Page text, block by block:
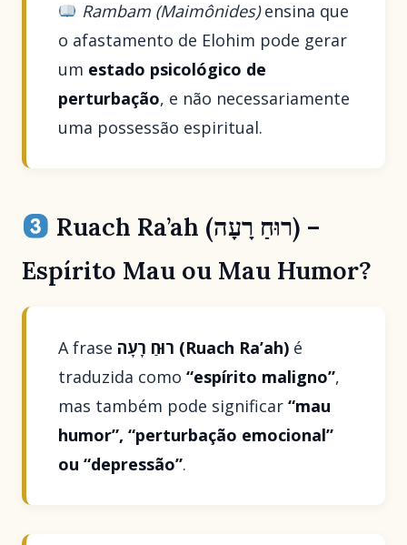
Rambam (Maimônides)ensina que
o afastamento de Elohim pode gerar
um estado psicológico de
perturbação, e não necessariamente
uma possessão espiritual.
Ruach Ra’ah (רוּחַ רָעָה) –
Espírito Mau ou Mau Humor?
A frase רוּחַ רָעָה (Ruach Ra’ah) é
traduzida como“espírito maligno”,
mas também pode significar“mau
humor”, “perturbação emocional”
ou “depressão”.